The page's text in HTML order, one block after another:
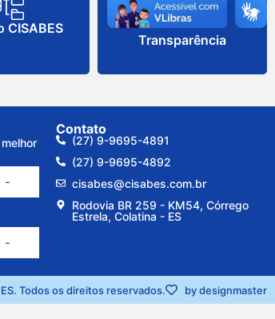
CISABES
Transparência
-
-
Contato
(27) 9-9695-4891
(27) 9-9695-4892
cisabes@cisabes.com.br
Rodovia BR 259 - KM54, Córrego
Estrela, Colatina - ES
Todos os direitos reservados. by designmaster